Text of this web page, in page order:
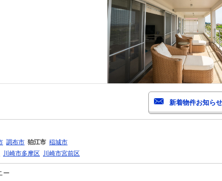
調布市 狛江市 稲城市
川崎市多摩区 川崎市宮前区
ー